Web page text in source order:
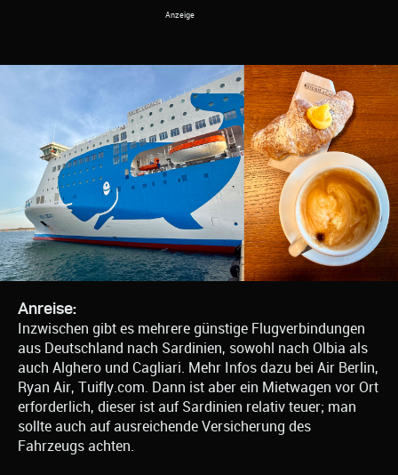
Anreise:
Inzwischen gibt es mehrere günstige Flugverbindungen
aus Deutschland nach Sardinien, sowohl nach Olbia als
auch Alghero und Cagliari. Mehr Infos dazu bei Air Berlin,
Ryan Air, Tuifly.com. Dann ist aber ein Mietwagen vor Ort
erforderlich, dieser ist auf Sardinien relativ teuer; man
sollte auch auf ausreichende Versicherung des
Fahrzeugs achten.